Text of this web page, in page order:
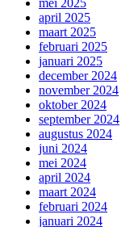
mei 2025
april 2025
maart 2025
februari 2025
januari 2025
december 2024
november 2024
oktober 2024
september 2024
augustus 2024
juni 2024
mei 2024
april 2024
maart 2024
februari 2024
januari 2024